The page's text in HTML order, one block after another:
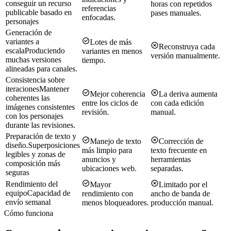
conseguir un recurso
publicable basado en
personajes
referencias
enfocadas.
horas con repetidos
pases manuales.
Generación de
variantes a
escalaProduciendo
muchas versiones
alineadas para canales.
Lotes de más
variantes en menos
tiempo.
Reconstruya cada
versión manualmente.
Consistencia sobre
iteracionesMantener
coherentes las
imágenes consistentes
con los personajes
durante las revisiones.
Mejor coherencia
entre los ciclos de
revisión.
La deriva aumenta
con cada edición
manual.
Preparación de texto y
diseño.Superposiciones
legibles y zonas de
composición más
seguras
Manejo de texto
más limpio para
anuncios y
ubicaciones web.
Corrección de
texto frecuente en
herramientas
separadas.
Rendimiento del
equipoCapacidad de
envío semanal
Mayor
rendimiento con
menos bloqueadores.
Limitado por el
ancho de banda de
producción manual.
Cómo funciona